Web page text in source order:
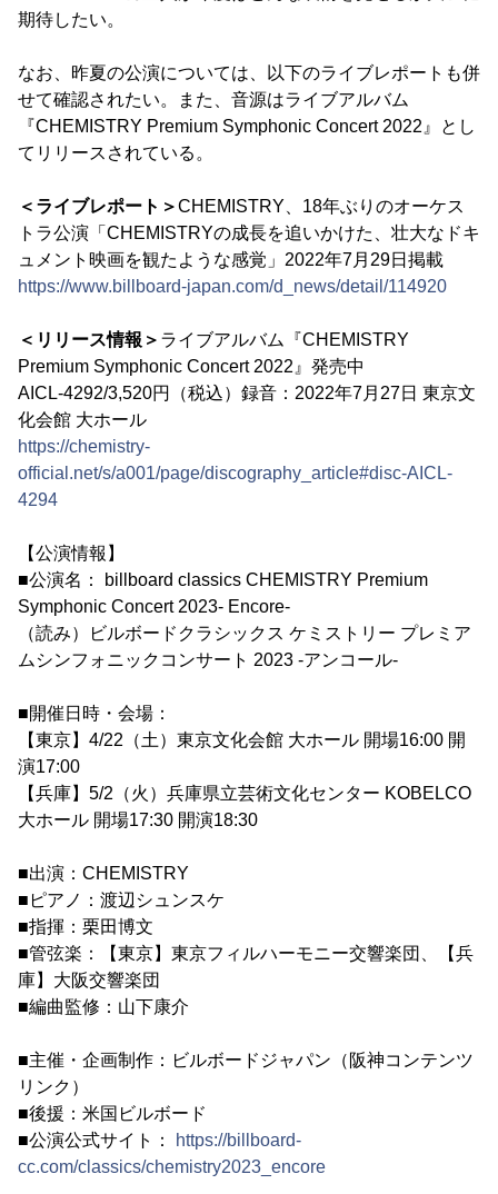
期待したい。
なお、昨夏の公演については、以下のライブレポートも併
せて確認されたい。また、音源はライブアルバム
『CHEMISTRY Premium Symphonic Concert 2022』とし
てリリースされている。
＜ライブレポート＞CHEMISTRY、18年ぶりのオーケス
トラ公演「CHEMISTRYの成長を追いかけた、壮大なドキ
ュメント映画を観たような感覚」2022年7月29日掲載
https://www.billboard-japan.com/d_news/detail/114920
＜リリース情報＞ ライブアルバム『CHEMISTRY
Premium Symphonic Concert 2022』発売中
AICL-4292/3,520円（税込）録音：2022年7月27日 東京文
化会館 大ホール
https://chemistry-
official.net/s/a001/page/discography_article#disc-AICL-
4294
【公演情報】
■公演名： billboard classics CHEMISTRY Premium
Symphonic Concert 2023- Encore-
（読み）ビルボードクラシックス ケミストリー プレミア
ムシンフォニックコンサート 2023 -アンコール-
■開催日時・会場：
【東京】4/22（土）東京文化会館 大ホール 開場16:00 開
演17:00
【兵庫】5/2（火）兵庫県立芸術文化センター KOBELCO
大ホール 開場17:30 開演18:30
■出演：CHEMISTRY
■ピアノ：渡辺シュンスケ
■指揮：栗田博文
■管弦楽：【東京】東京フィルハーモニー交響楽団、【兵
庫】大阪交響楽団
■編曲監修：山下康介
■主催・企画制作：ビルボードジャパン（阪神コンテンツ
リンク）
■後援：米国ビルボード
■公演公式サイト：
https://billboard-
cc.com/classics/chemistry2023_encore